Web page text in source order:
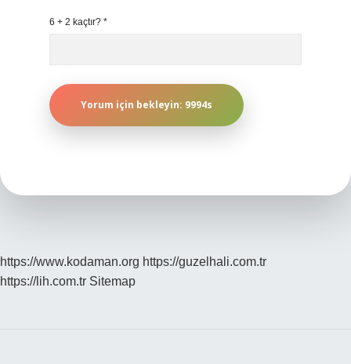
6 + 2 kaçtır? *
https://www.kodaman.org https://guzelhali.com.tr
https://lih.com.tr Sitemap